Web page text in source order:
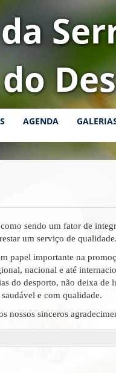
AGENDA
sendo um fator de
um serviço de qualidade.
papel importante na
nacional e até
do desporto, não deixa de
e com qualidade.
os nossos